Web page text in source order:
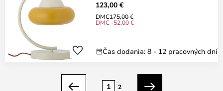
123,00 €
DMC175,00 €
DMC -52,00 €
Čas dodania: 8 - 12 pracovných dní
1 2